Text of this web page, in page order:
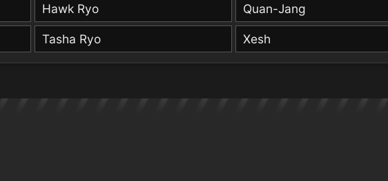
Hawk Ryo Quan-Jang
Tasha Ryo Xesh